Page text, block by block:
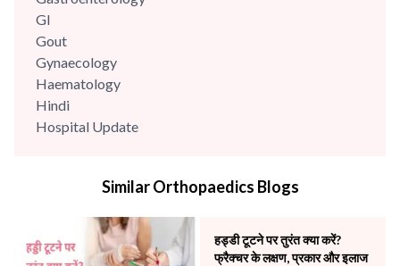
GI
Gout
Gynaecology
Haematology
Hindi
Hospital Update
Mental Health
Neonatology & Paediatrics
Nephrology & Dialysis
Similar Orthopaedics Blogs
हड्डी टूटने पर तुरंत क्या करें?
फ्रैक्चर के लक्षण, प्रकार और इलाज